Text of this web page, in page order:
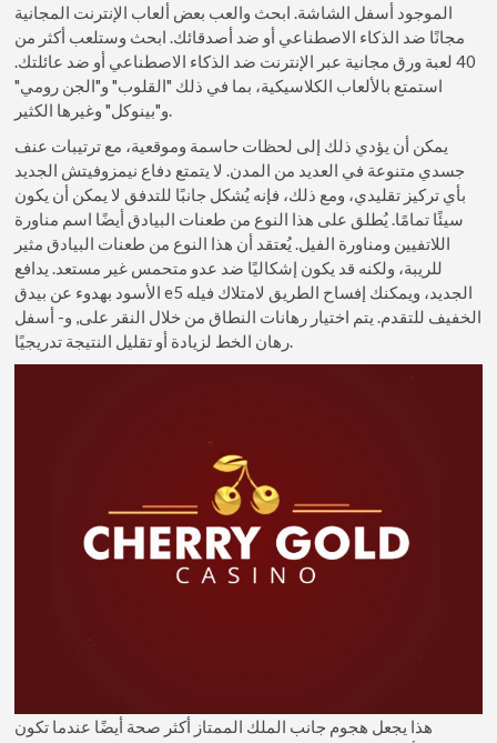
الموجود أسفل الشاشة. ابحث والعب بعض ألعاب الإنترنت المجانية
مجانًا ضد الذكاء الاصطناعي أو ضد أصدقائك. ابحث وستلعب أكثر من
40 لعبة ورق مجانية عبر الإنترنت ضد الذكاء الاصطناعي أو ضد عائلتك.
استمتع بالألعاب الكلاسيكية، بما في ذلك "القلوب" و"الجن رومي"
و"بينوكل" وغيرها الكثير.
يمكن أن يؤدي ذلك إلى لحظات حاسمة وموقعية، مع ترتيبات عنف
جسدي متنوعة في العديد من المدن. لا يتمتع دفاع نيمزوفيتش الجديد
بأي تركيز تقليدي، ومع ذلك، فإنه يُشكل جانبًا للتدفق لا يمكن أن يكون
سيئًا تمامًا. يُطلق على هذا النوع من طعنات البيادق أيضًا اسم مناورة
اللاتفيين ومناورة الفيل. يُعتقد أن هذا النوع من طعنات البيادق مثير
للريبة، ولكنه قد يكون إشكاليًا ضد عدو متحمس غير مستعد. يدافع
الأسود بهدوء عن بيدق e5 الجديد، ويمكنك إفساح الطريق لامتلاك فيله
الخفيف للتقدم. يتم اختيار رهانات النطاق من خلال النقر على, و- أسفل
رهان الخط لزيادة أو تقليل النتيجة تدريجيًا.
هذا يجعل هجوم جانب الملك الممتاز أكثر صحة أيضًا عندما تكون